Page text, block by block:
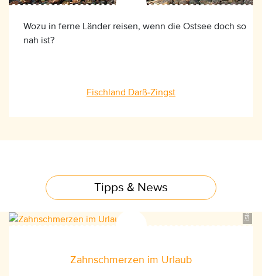
Wozu in ferne Länder reisen, wenn die Ostsee doch so
nah ist?
Fischland Darß-Zingst
Tipps & News
Zahnschmerzen im Urlaub